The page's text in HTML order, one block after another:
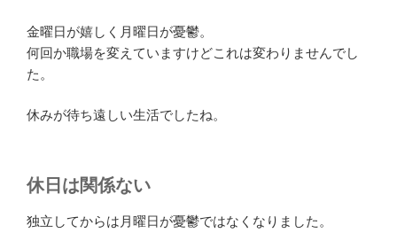
金曜日が嬉しく月曜日が憂鬱。
何回か職場を変えていますけどこれは変わりませんでし
た。
休みが待ち遠しい生活でしたね。
休日は関係ない
独立してからは月曜日が憂鬱ではなくなりました。